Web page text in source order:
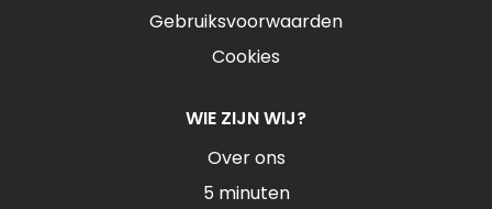
Gebruiksvoorwaarden
Cookies
WIE ZIJN WIJ?
Over ons
5 minuten